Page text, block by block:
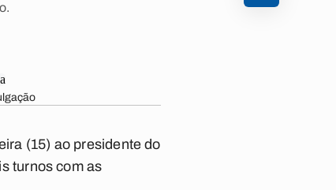
(15) ao presidente do
turnos com as